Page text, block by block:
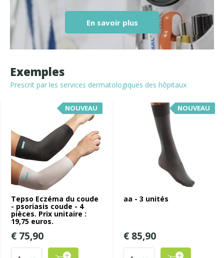
En savoir plus
Exemples
Prescrit par les services dermatologiques des hôpitaux
Tepso Eczéma du coude
- psoriasis coude - 4
pièces. Prix unitaire :
19,75 euros.
NOUVEAU
€ 75,90
aa - 3 unités
NOUVEAU
€ 85,90